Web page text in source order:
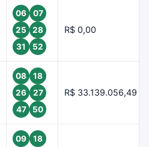
06
07
25
28
31
52
R$ 0,00
08
18
26
27
47
50
R$ 33.139.056,49
09
18